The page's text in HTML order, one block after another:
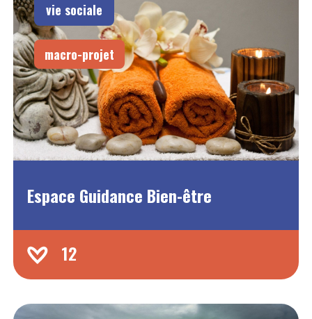
vie sociale
macro-projet
Espace Guidance Bien-être
12